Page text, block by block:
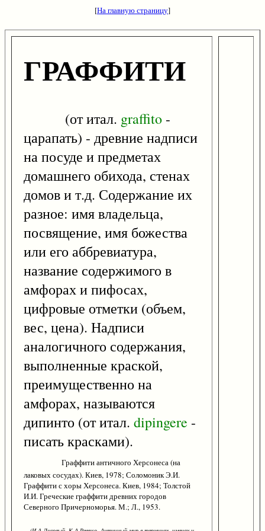
[На главную страницу]
ГРАФФИТИ
(от итал. graffito -
царапать) - древние надписи
на посуде и предметах
домашнего обихода, стенах
домов и т.д. Содержание их
разное: имя владельца,
посвящение, имя божества
или его аббревиатура,
название содержимого в
амфорах и пифосах,
цифровые отметки (объем,
вес, цена). Надписи
аналогичного содержания,
выполненные краской,
преимущественно на
амфорах, называются
дипинто (от итал. dipingere -
писать красками).
Граффити античного Херсонеса (на
лаковых сосудах). Киев, 1978; Соломоник Э.И.
Граффити с хоры Херсонеса. Киев, 1984; Толстой
И.И. Греческие граффити древних городов
Северного Причерноморья. М.; Л., 1953.